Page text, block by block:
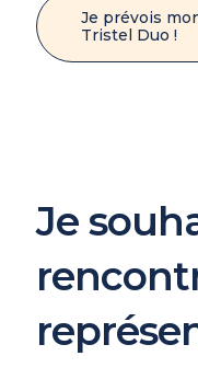
Je prévois
Tristel Duo !
Je